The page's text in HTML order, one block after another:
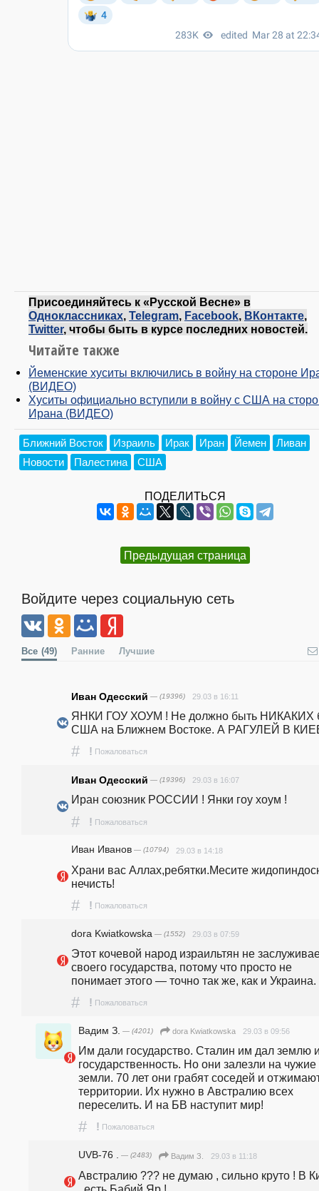
Присоединяйтесь к «Русской Весне» в
Одноклассниках, Telegram, Facebook, ВКонтакте,
Twitter, чтобы быть в курсе последних новостей.
Читайте также
Йеменские хуситы включились в войну на стороне
(ВИДЕО)
Хуситы официально вступили в войну с США на
Ирана (ВИДЕО)
Ближний Восток Израиль Ирак Иран Йемен
Ливан
Новости
Палестина США
ПОДЕЛИТЬСЯ
Предыдущая страница
Войдите через социальную сеть
Все (49) Ранние Лучшие
Иван Одесский — (19396) 29.03 в 16:11
ЯНКИ ГОУ ХОУМ ! Не должно быть НИКАКИХ
США на Ближнем Востоке. А РАГУЛЕЙ В
# ! Пожаловаться
Иван Одесский — (19396) 29.03 в 16:07
Иран союзник РОССИИ ! Янки гоу хоум !
# ! Пожаловаться
Иван Иванов — (10794) 29.03 в 14:18
Храни вас Аллах,ребятки.Месите
нечисть!
# ! Пожаловаться
dora Kwiatkowska — (1552) 29.03 в 07:59
Этот кочевой народ израильтян не
своего государства, потому что просто не
понимает этого — точно так же, как и Украина.
# ! Пожаловаться
Вадим З. — (4201) dora Kwiatkowska 29.03 в 09:56
Им дали государство. Сталин им дал землю
государственность. Но они залезли на чужие
земли. 70 лет они грабят соседей и
территории. Их нужно в Австралию всех
переселить. И на БВ наступит мир!
# ! Пожаловаться
UVB-76 . — (2483) Вадим З. 29.03 в 11:18
Австралию ??? не думаю , сильно круто ! В